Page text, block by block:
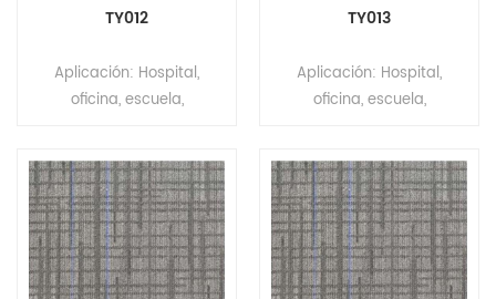
de color Calibre: 1/10"
PET Altura de la pila: 5 mm
± 0,5 mm Respaldo: No
MOQ: 200m²
TY012
Aplicación: Hospital,
oficina, escuela,
teatro Marca: Relle Color:
Gris Serie: MOQUETA DE
OFICINA BALDOSAS SERIE
GRAY LINE Tamaño: 66,7
cm x 66,7 cm Espesor
TY013
Aplicación: Hospital,
oficina, escuela,
teatro Marca: Relle Color:
Gris Serie: MOQUETA DE
OFICINA BALDOSAS SERIE
GRAY LINE Tamaño: 66,7
cm x 66,7 cm Espesor